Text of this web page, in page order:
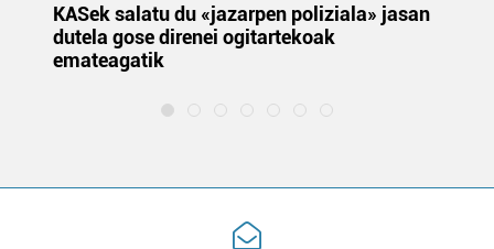
KASek salatu du «jazarpen poliziala» jasan
dutela gose direnei ogitartekoak
emateagatik